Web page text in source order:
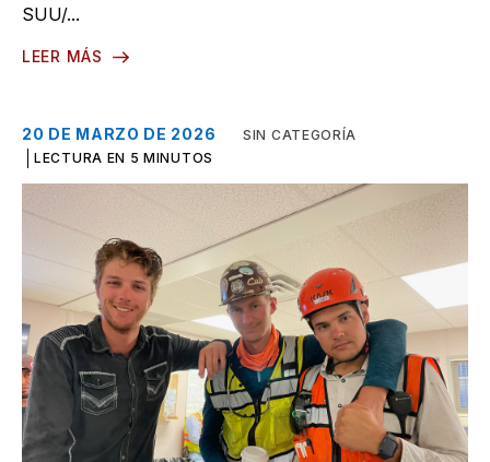
SUU/...
LEER MÁS
20 DE MARZO DE 2026
SIN CATEGORÍA
LECTURA EN 5 MINUTOS